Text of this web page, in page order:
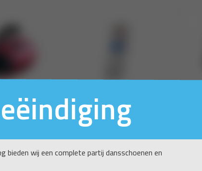
bieden wij een complete partij dansschoenen en